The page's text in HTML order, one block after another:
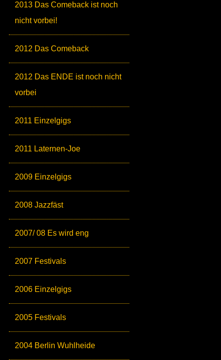
2013 Das Comeback ist noch
nicht vorbei!
2012 Das Comeback
2012 Das ENDE ist noch nicht
vorbei
2011 Einzelgigs
2011 Laternen-Joe
2009 Einzelgigs
2008 Jazzfäst
2007/ 08 Es wird eng
2007 Festivals
2006 Einzelgigs
2005 Festivals
2004 Berlin Wuhlheide